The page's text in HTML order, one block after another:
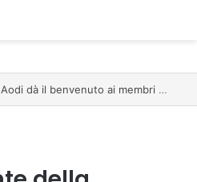
Il professor dottor Foad Aodi dà il benvenuto ai membri del Comitato per le Scienze delle Piramidi e le Scienze Archeologiche…